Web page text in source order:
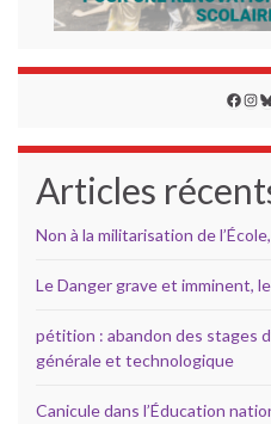
Articles
Non à la militarisation de
Le Danger grave et imminent,
pétition : abandon des stages
générale et technologique
Canicule dans l’Éducation